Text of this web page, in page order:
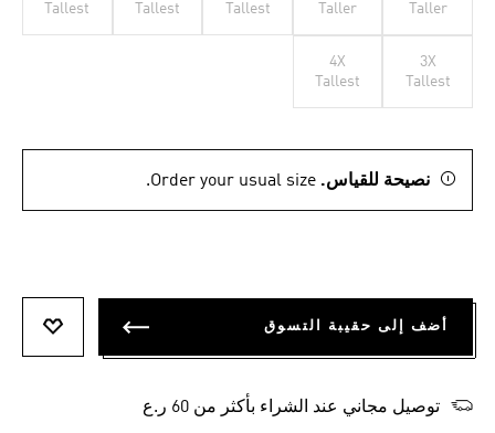
Taller
Taller
Tallest
Tallest
Tallest
3X
Tallest
4X
Tallest
نصيحة للقياس. Order your usual size.
أضف إلى حقيبة التسوق
توصيل مجاني عند الشراء بأكثر من 60 ر.ع